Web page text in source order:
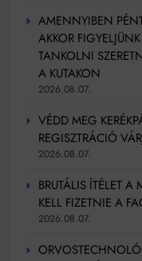
AMENNYIBEN
AKKOR
TANKOLNI
A KUTAKON
2026.08.07.
VÉDD MEG
REGISZTRÁCIÓ
2026.08.07.
BRUTÁLIS ÍTÉLET
KELL FIZETNIE A
2026.08.07.